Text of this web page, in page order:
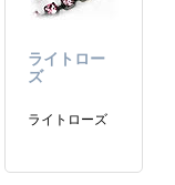
ライトロー
ズ
ライトローズ